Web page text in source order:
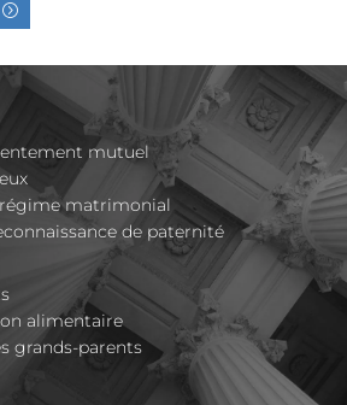
mutuel
matrimonial
de paternité
alimentaire
grands-parents